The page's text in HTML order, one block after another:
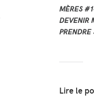
MÈRES
DEVENIR
Lire le